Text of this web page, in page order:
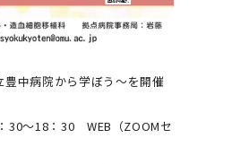
中病院から学ぼう～を開催
30～18：30 WEB（ZOOMセ